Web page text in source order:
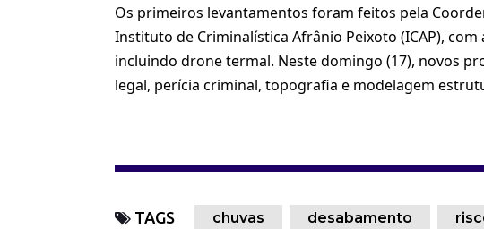
Os primeiros levantamentos foram feitos pela
Instituto de Criminalística Afrânio Peixoto (ICAP),
incluindo drone termal. Neste domingo (17), novos
legal, perícia criminal, topografia e modelagem
TAGS chuvas desabamento